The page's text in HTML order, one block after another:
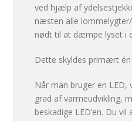
ved hjælp af
næsten alle
nødt til at dæmpe lyset i
Dette skyldes primært
Når man bruger en
grad af varmeudvikling,
beskadige LED’en. Du